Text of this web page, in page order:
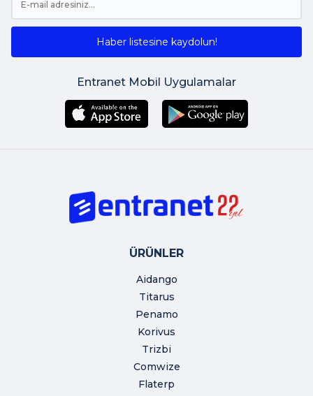
Haber listesine kaydolun!
Entranet Mobil Uygulamalar
ÜRÜNLER
Aidango
Titarus
Penamo
Korivus
Trizbi
Comwize
Flaterp